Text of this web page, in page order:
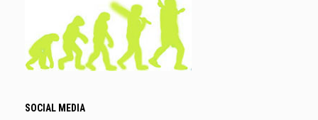
SOCIAL MEDIA